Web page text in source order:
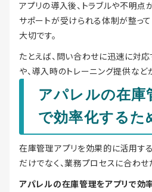
アプリの導入後、トラブルや不明点
サポートが受けられる体制が整っ
大切です。
たとえば、問い合わせに迅速に対
や、導入時のトレーニング提供など
アパレルの在庫
で効率化するた
在庫管理アプリを効果的に活用す
だけでなく、業務プロセスに合わせ
アパレルの在庫管理をアプリで効